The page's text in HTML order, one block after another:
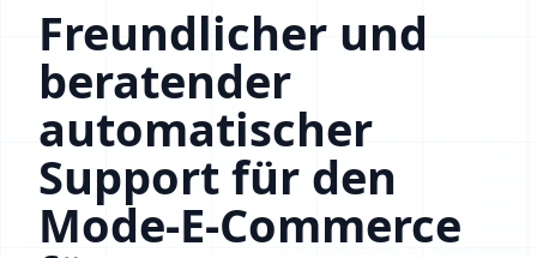
Freundlicher und
beratender
automatischer
Support für den
Mode-E-Commerce